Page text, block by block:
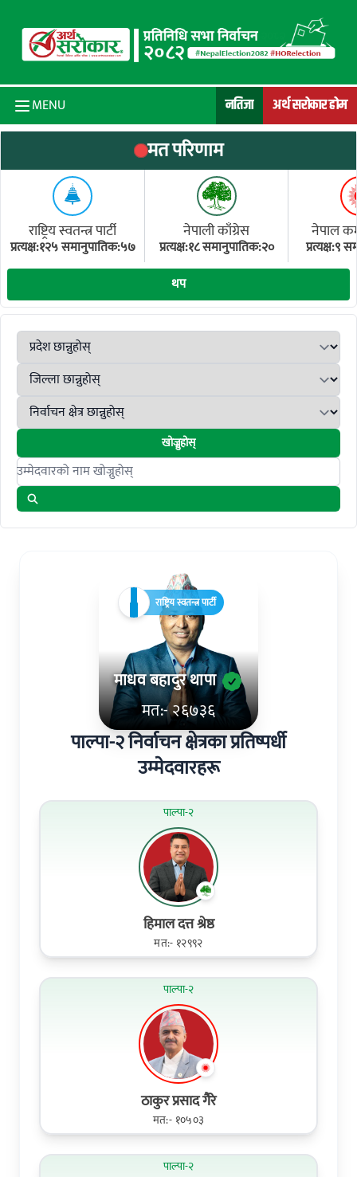
MENU नतिजा अर्थ सरोकार होम
मत परिणाम
राष्ट्रिय स्वतन्त्र पार्टी
प्रत्यक्ष:१२५ समानुपातिक:५७
नेपाली काँग्रेस
प्रत्यक्ष:१८ समानुपातिक:२०
नेपाल
प्रत्यक्ष:९
थप
खोज्नुहोस्
Search candidates
माधव बहादुर थापा
मत:- २६७३६
राष्ट्रिय स्वतन्त्र पार्टी
पाल्पा-२ निर्वाचन क्षेत्रका प्रतिष्पर्धी
उम्मेदवारहरू
पाल्पा-२
हिमाल दत्त श्रेष्ठ
मत:- १२९९२
पाल्पा-२
ठाकुर प्रसाद गैरे
मत:- १०५०३
पाल्पा-२